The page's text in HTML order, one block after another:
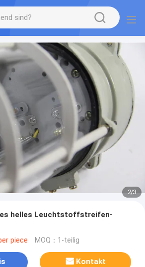
2/3
helles Leuchtstoffstreifen-
piece MOQ：1-teilig
Kontakt